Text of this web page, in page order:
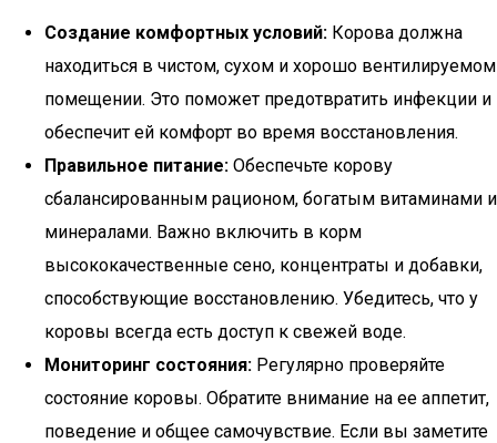
Создание комфортных условий: Корова должна
находиться в чистом, сухом и хорошо вентилируемом
помещении. Это поможет предотвратить инфекции и
обеспечит ей комфорт во время восстановления.
Правильное питание: Обеспечьте корову
сбалансированным рационом, богатым витаминами и
минералами. Важно включить в корм
высококачественные сено, концентраты и добавки,
способствующие восстановлению. Убедитесь, что у
коровы всегда есть доступ к свежей воде.
Мониторинг состояния: Регулярно проверяйте
состояние коровы. Обратите внимание на ее аппетит,
поведение и общее самочувствие. Если вы заметите